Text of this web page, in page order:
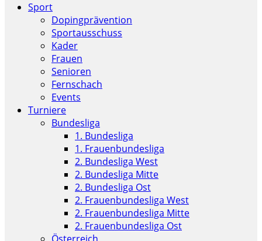
Sport
Dopingprävention
Sportausschuss
Kader
Frauen
Senioren
Fernschach
Events
Turniere
Bundesliga
1. Bundesliga
1. Frauenbundesliga
2. Bundesliga West
2. Bundesliga Mitte
2. Bundesliga Ost
2. Frauenbundesliga West
2. Frauenbundesliga Mitte
2. Frauenbundesliga Ost